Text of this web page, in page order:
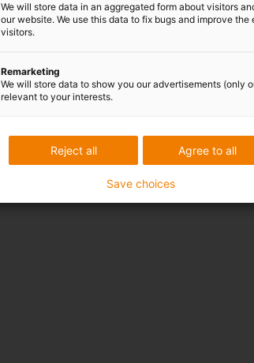
We will store data in an aggregated form about visitors
our website. We use this data to fix bugs and improve the
visitors.
Remarketing
We will store data to show you our advertisements (only
relevant to your interests.
Agree to all
Reject all
Save choices